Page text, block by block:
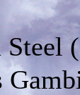
Steel